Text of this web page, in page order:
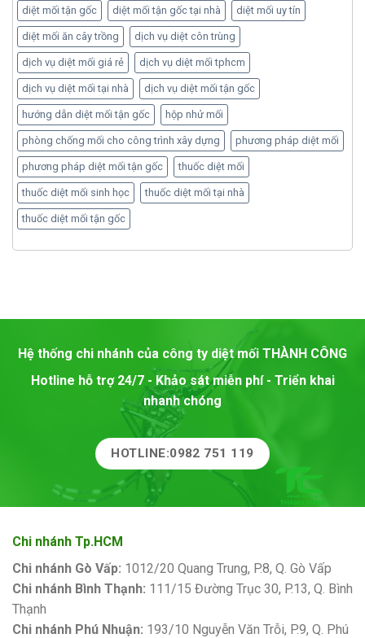
diệt mối tận gốc diệt mối tận gốc tại nhà diệt mối uy tín
diệt mối ăn cây trồng dịch vụ diệt côn trùng
dịch vụ diệt mối giá rẻ dịch vụ diệt mối tphcm
dịch vụ diệt mối tại nhà dịch vụ diệt mối tận gốc
hướng dẫn diệt mối tận gốc hộp nhử mối
phòng chống mối cho công trình xây dựng phương pháp diệt mối
phương pháp diệt mối tận gốc thuốc diệt mối
thuốc diệt mối sinh học thuốc diệt mối tại nhà
thuốc diệt mối tận gốc
Hệ thống chi nhánh của công ty diệt mối THÀNH CÔNG
Hotline hỗ trợ 24/7 - Khảo sát miễn phí - Triển khai
nhanh chóng
HOTLINE:0982 751 119
Chi nhánh Tp.HCM
Chi nhánh Gò Vấp: 1012/20 Quang Trung, P.8, Q. Gò Vấp
Chi nhánh Bình Thạnh: 111/15 Đường Trục 30, P.13, Q. Bình
Thạnh
Chi nhánh Phú Nhuận: 193/10 Nguyễn Văn Trỗi, P.9, Q. Phú